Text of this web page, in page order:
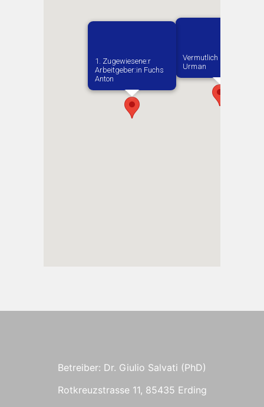
Vermutlich geboren in
Urman
1. Zugewiesene:r
Arbeitgeber:in​ Fuchs
Anton
Betreiber: Dr. Giulio Salvati (PhD)
Rotkreuzstrasse 11, 85435 Erding